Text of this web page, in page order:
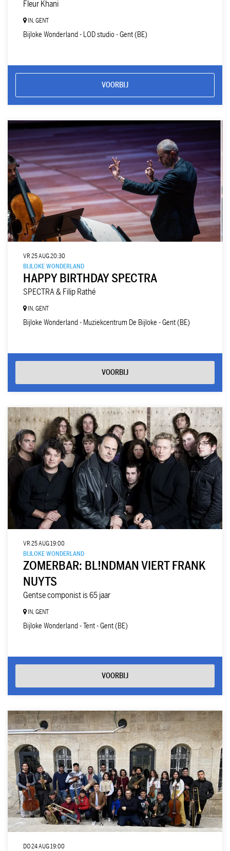
Fleur Khani
IN, GENT
Bijloke Wonderland - LOD studio - Gent (BE)
VOORBIJ
HAPPY BIRTHDAY SPECTRA
SPECTRA & Filip Rathé
BIJLOKE WONDERLAND
VR 25 AUG20:30
IN, GENT
Bijloke Wonderland - Muziekcentrum De Bijloke - Gent (BE)
VOORBIJ
ZOMERBAR: BL!NDMAN VIERT FRANK
NUYTS
Gentse componist is 65 jaar
BIJLOKE WONDERLAND
VR 25 AUG19:00
IN, GENT
Bijloke Wonderland - Tent - Gent (BE)
VOORBIJ
DO 24 AUG19:00